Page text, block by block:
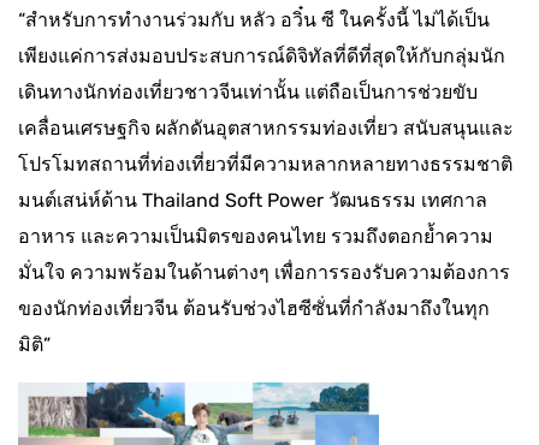
“สำหรับการทำงานร่วมกับ หลัว อวิ๋น ซี ในครั้งนี้ ไม่ได้เป็น
เพียงแค่การส่งมอบประสบการณ์ดิจิทัลที่ดีที่สุดให้กับกลุ่มนัก
เดินทางนักท่องเที่ยวชาวจีนเท่านั้น แต่ถือเป็นการช่วยขับ
เคลื่อนเศรษฐกิจ ผลักดันอุตสาหกรรมท่องเที่ยว สนับสนุนและ
โปรโมทสถานที่ท่องเที่ยวที่มีความหลากหลายทางธรรมชาติ
มนต์เสน่ห์ด้าน Thailand Soft Power วัฒนธรรม เทศกาล
อาหาร และความเป็นมิตรของคนไทย รวมถึงตอกย้ำความ
มั่นใจ ความพร้อมในด้านต่างๆ เพื่อการรองรับความต้องการ
ของนักท่องเที่ยวจีน ต้อนรับช่วงไฮซีซั่นที่กำลังมาถึงในทุก
มิติ”